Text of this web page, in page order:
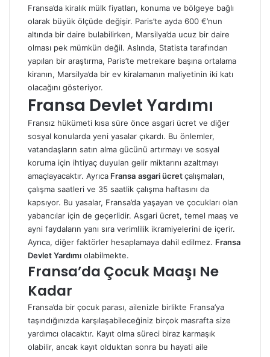
Fransa’da kiralık mülk fiyatları, konuma ve bölgeye bağlı
olarak büyük ölçüde değişir. Paris’te ayda 600 €’nun
altında bir daire bulabilirken, Marsilya’da ucuz bir daire
olması pek mümkün değil. Aslında, Statista tarafından
yapılan bir araştırma, Paris’te metrekare başına ortalama
kiranın, Marsilya’da bir ev kiralamanın maliyetinin iki katı
olacağını gösteriyor.
Fransa Devlet Yardımı
Fransız hükümeti kısa süre önce asgari ücret ve diğer
sosyal konularda yeni yasalar çıkardı. Bu önlemler,
vatandaşların satın alma gücünü artırmayı ve sosyal
koruma için ihtiyaç duyulan gelir miktarını azaltmayı
amaçlayacaktır. Ayrıca Fransa asgari ücretçalışmaları,
çalışma saatleri ve 35 saatlik çalışma haftasını da
kapsıyor. Bu yasalar, Fransa’da yaşayan ve çocukları olan
yabancılar için de geçerlidir. Asgari ücret, temel maaş ve
ayni faydaların yanı sıra verimlilik ikramiyelerini de içerir.
Ayrıca, diğer faktörler hesaplamaya dahil edilmez. Fransa
Devlet Yardımı olabilmekte.
Fransa’da Çocuk Maaşı Ne
Kadar
Fransa’da bir çocuk parası, ailenizle birlikte Fransa’ya
taşındığınızda karşılaşabileceğiniz birçok masrafta size
yardımcı olacaktır. Kayıt olma süreci biraz karmaşık
olabilir, ancak kayıt olduktan sonra bu hayati aile